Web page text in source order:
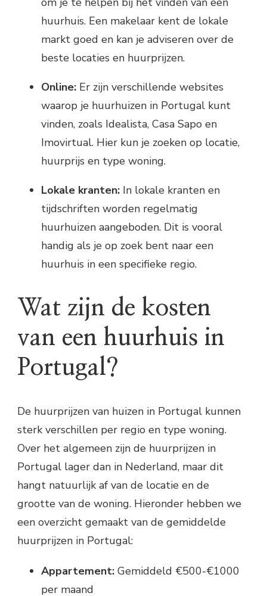
huurhuis. Een makelaar kent de lokale
markt goed en kan je adviseren over de
beste locaties en huurprijzen.
Online: Er zijn verschillende websites
waarop je huurhuizen in Portugal kunt
vinden, zoals Idealista, Casa Sapo en
Imovirtual. Hier kun je zoeken op locatie,
huurprijs en type woning.
Lokale kranten: In lokale kranten en
tijdschriften worden regelmatig
huurhuizen aangeboden. Dit is vooral
handig als je op zoek bent naar een
huurhuis in een specifieke regio.
Wat zijn de kosten
van een huurhuis in
Portugal?
De huurprijzen van huizen in Portugal kunnen
sterk verschillen per regio en type woning.
Over het algemeen zijn de huurprijzen in
Portugal lager dan in Nederland, maar dit
hangt natuurlijk af van de locatie en de
grootte van de woning. Hieronder hebben we
een overzicht gemaakt van de gemiddelde
huurprijzen in Portugal:
Appartement: Gemiddeld €500-€1000
per maand